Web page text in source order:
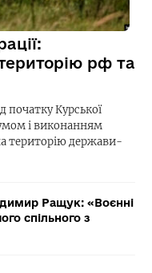
рф та
початку Курської
і виконанням
територію держави-
Ращук: «Воєнні
спільного з